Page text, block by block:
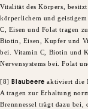
Vitalität des Körpers,
körperlichem und
C, Eisen und Folat tragen
Biotin, Eisen, Kupfer und
bei. Vitamin C, Biotin und
Nervensystems bei. Folat
[8] Blaubeere aktiviert die
A tragen zur Erhaltung
Brennnessel trägt dazu